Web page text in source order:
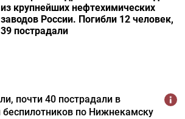
из крупнейших нефтехимических
заводов России. Погибли 12 человек,
39 пострадали